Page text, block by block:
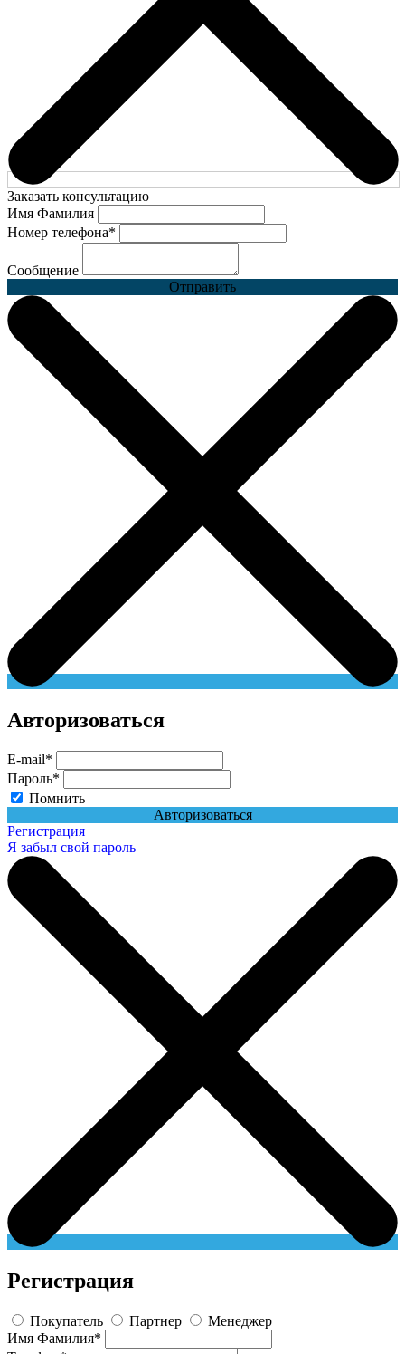
Заказать консультацию
Имя Фамилия
Номер телефона*
Сообщение
Отправить
Авторизоваться
E-mail*
Пароль*
Помнить
Авторизоваться
Регистрация
Я забыл свой пароль
Регистрация
Покупатель Партнер
Менеджер
Имя Фамилия*